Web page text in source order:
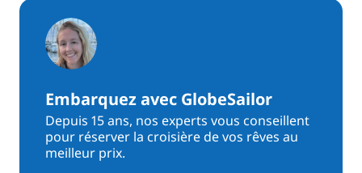
Embarquez avec GlobeSailor
Depuis 15 ans, nos experts vous conseillent
pour réserver la croisière de vos rêves au
meilleur prix.